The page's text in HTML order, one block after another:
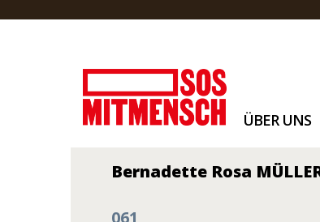
ÜBER UNS
Bernadette Rosa
061